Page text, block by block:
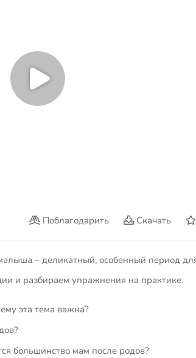
Поблагодарить Скачать
– деликатный, особенный период
и разбираем упражнения на практике.
эта тема важна?
большинство мам после родов?